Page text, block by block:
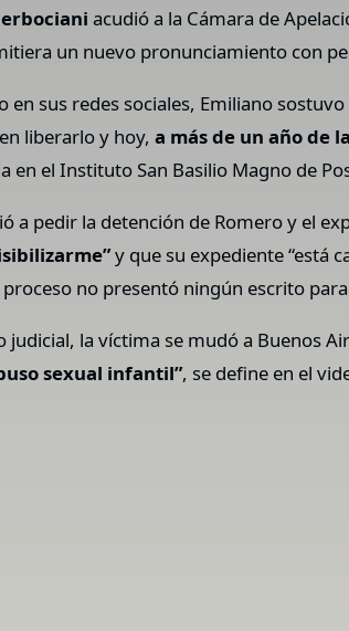
acudió a la Cámara de
un nuevo pronunciamiento con
en sus redes sociales, Emiliano
liberarlo y hoy,a más de un año de
en el Instituto San Basilio Magno de
a pedir la detención de Romero y el
y que su expediente “está
no presentó ningún escrito
judicial, la víctima se mudó a Buenos
sexual infantil”, se define en el